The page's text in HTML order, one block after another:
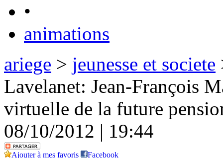
•
animations
ariege > jeunesse et societe
Lavelanet: Jean-François
virtuelle de la future
08/10/2012 | 19:44
Ajouter à mes favoris
Facebook